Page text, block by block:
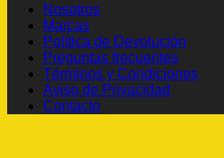
Nosotros
Marcas
Política de Devolución
Preguntas frecuentes
Términos y Condiciones
Aviso de Privacidad
Contacto